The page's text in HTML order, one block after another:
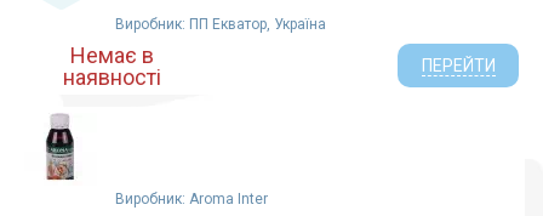
Виробник: ПП Екватор, Україна
Немає в
наявності
ПЕРЕЙТИ
Виробник: Aroma Inter